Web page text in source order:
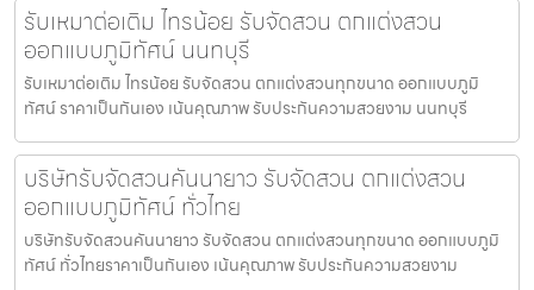
รับเหมาต่อเติม ไทรน้อย รับจัดสวน ตกแต่งสวน
ออกแบบภูมิทัศน์ นนทบุรี
รับเหมาต่อเติม ไทรน้อย รับจัดสวน ตกแต่งสวนทุกขนาด ออกแบบภูมิ
ทัศน์ ราคาเป็นกันเอง เน้นคุณภาพ รับประกันความสวยงาม นนทบุรี
บริษัทรับจัดสวนคันนายาว รับจัดสวน ตกแต่งสวน
ออกแบบภูมิทัศน์ ทั่วไทย
บริษัทรับจัดสวนคันนายาว รับจัดสวน ตกแต่งสวนทุกขนาด ออกแบบภูมิ
ทัศน์ ทั่วไทยราคาเป็นกันเอง เน้นคุณภาพ รับประกันความสวยงาม